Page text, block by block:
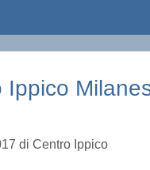
Ippico
di Centro Ippico